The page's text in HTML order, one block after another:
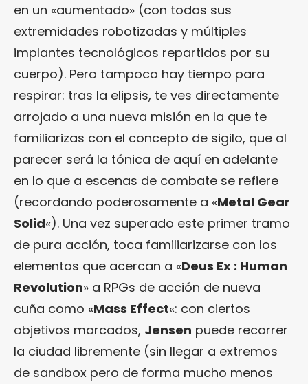
en un «aumentado» (con todas sus
extremidades robotizadas y múltiples
implantes tecnológicos repartidos por su
cuerpo). Pero tampoco hay tiempo para
respirar: tras la elipsis, te ves directamente
arrojado a una nueva misión en la que te
familiarizas con el concepto de sigilo, que al
parecer será la tónica de aquí en adelante
en lo que a escenas de combate se refiere
(recordando poderosamente a «Metal Gear
Solid«). Una vez superado este primer tramo
de pura acción, toca familiarizarse con los
elementos que acercan a «Deus Ex : Human
Revolution» a RPGs de acción de nueva
cuña como «Mass Effect«: con ciertos
objetivos marcados, Jensen puede recorrer
la ciudad libremente (sin llegar a extremos
de sandbox pero de forma mucho menos